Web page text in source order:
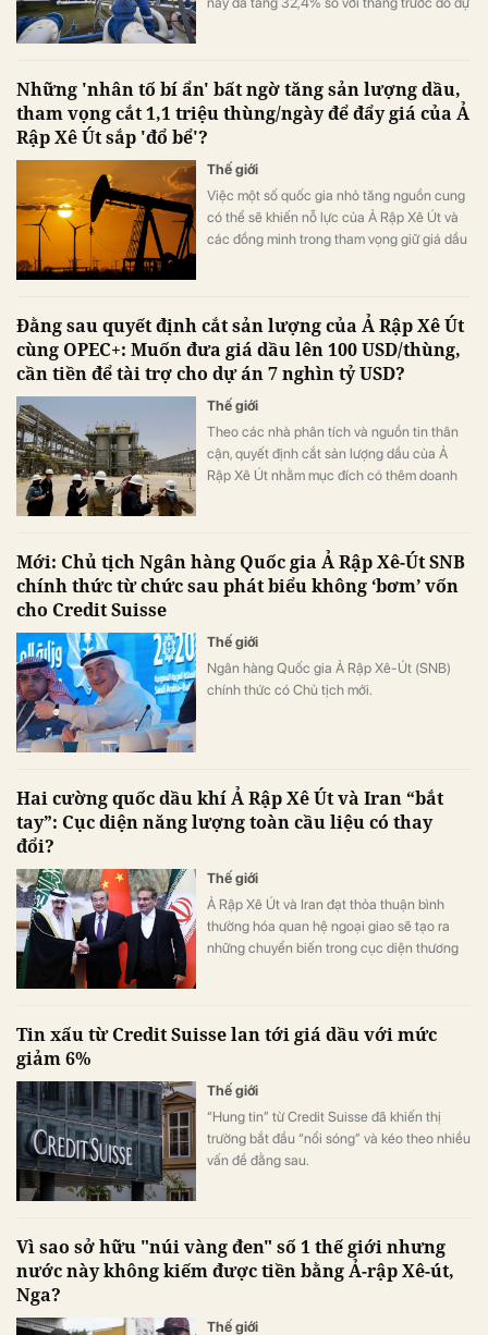
Những 'nhân tố bí ẩn' bất ngờ tăng sản lượng dầu,
tham vọng cắt 1,1 triệu thùng/ngày để đẩy giá của Ả
Rập Xê Út sắp 'đổ bể'?
Thế giới
Việc một số quốc gia nhỏ tăng nguồn cung
có thể sẽ khiến nỗ lực của Ả Rập Xê Út và
các đồng minh trong tham vọng giữ giá dầu
Đằng sau quyết định cắt sản lượng của Ả Rập Xê Út
cùng OPEC+: Muốn đưa giá dầu lên 100 USD/thùng,
cần tiền để tài trợ cho dự án 7 nghìn tỷ USD?
Thế giới
Theo các nhà phân tích và nguồn tin thân
cận, quyết định cắt sản lượng dầu của Ả
Rập Xê Út nhằm mục đích có thêm doanh
Mới: Chủ tịch Ngân hàng Quốc gia Ả Rập Xê-Út SNB
chính thức từ chức sau phát biểu không ‘bơm’ vốn
cho Credit Suisse
Thế giới
Ngân hàng Quốc gia Ả Rập Xê-Út (SNB)
chính thức có Chủ tịch mới.
Hai cường quốc dầu khí Ả Rập Xê Út và Iran “bắt
tay”: Cục diện năng lượng toàn cầu liệu có thay
đổi?
Thế giới
Ả Rập Xê Út và Iran đạt thỏa thuận bình
thường hóa quan hệ ngoại giao sẽ tạo ra
những chuyển biến trong cục diện thương
Tin xấu từ Credit Suisse lan tới giá dầu với mức
giảm 6%
Thế giới
“Hung tin” từ Credit Suisse đã khiến thị
trường bắt đầu “nổi sóng” và kéo theo nhiều
vấn đề đằng sau.
Vì sao sở hữu "núi vàng đen" số 1 thế giới nhưng
nước này không kiếm được tiền bằng Ả-rập Xê-út,
Nga?
Thế giới